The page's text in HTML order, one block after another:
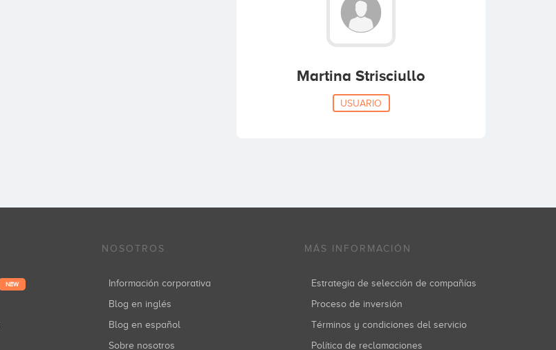
Martina Strisciullo
USUARIO
NEW
NOSOTROS
Información corporativa
Blog en inglés
Blog en español
Sobre nosotros
MÁS INFORMACIÓN
Estrategia de selección de compañías
Proceso de inversión
Términos y condiciones del servicio
Política de reclamaciones